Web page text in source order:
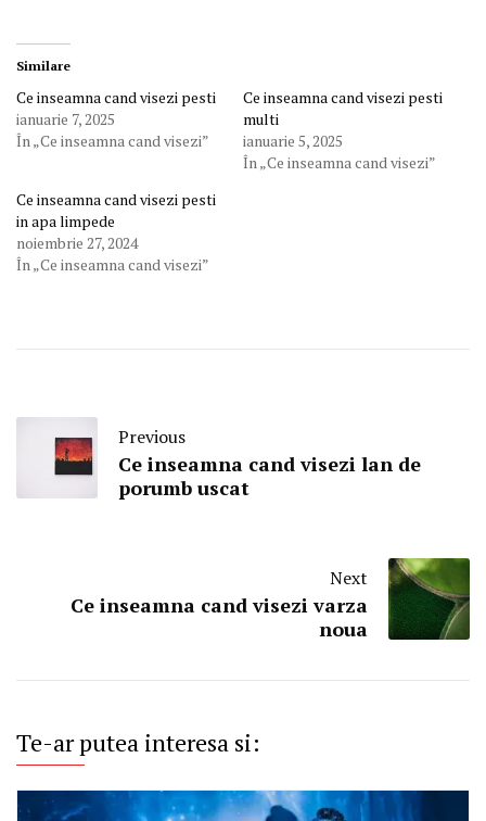
Similare
Ce inseamna cand visezi pesti
ianuarie 7, 2025
În „Ce inseamna cand visezi”
Ce inseamna cand visezi pesti
multi
ianuarie 5, 2025
În „Ce inseamna cand visezi”
Ce inseamna cand visezi pesti
in apa limpede
noiembrie 27, 2024
În „Ce inseamna cand visezi”
Previous
Ce inseamna cand visezi lan de
porumb uscat
Next
Ce inseamna cand visezi varza
noua
Te-ar putea interesa si: